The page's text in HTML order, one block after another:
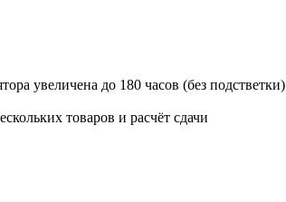
увеличена до 180 часов (без подстветки)
товаров и расчёт сдачи